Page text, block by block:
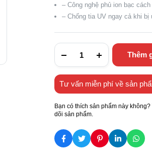
– Công nghệ phủ ion bạc
– Chống tia UV ngay cả khi bị
Thêm
Tư vấn miễn phí về sản
Bạn có thích sản phẩm này
dõi sản phẩm.